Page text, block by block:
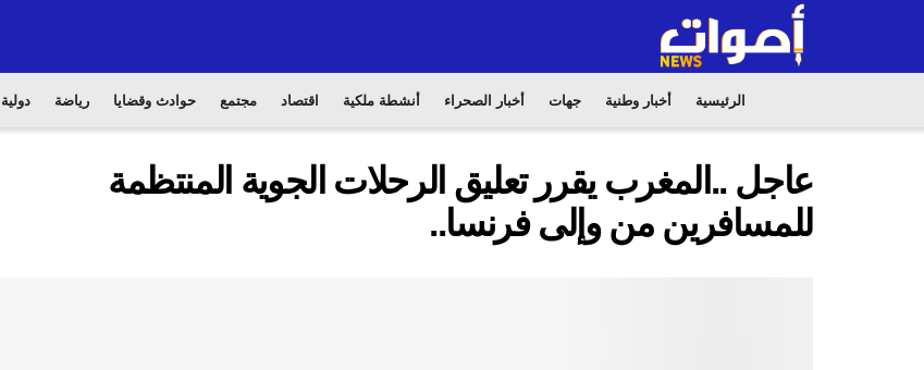
الرئيسية أخبار وطنية جهات أخبار الصحراء أنشطة ملكية اقتصاد مجتمع حوادث وقضايا رياضة دولية
عاجل ..المغرب يقرر تعليق الرحلات الجوية المنتظمة
للمسافرين من وإلى ‎فرنسا..